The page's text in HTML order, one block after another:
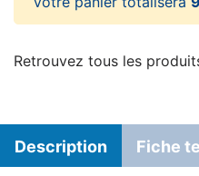
Retrouvez tous les
Description Fiche